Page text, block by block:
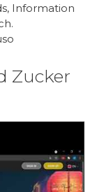
Information
Zucker